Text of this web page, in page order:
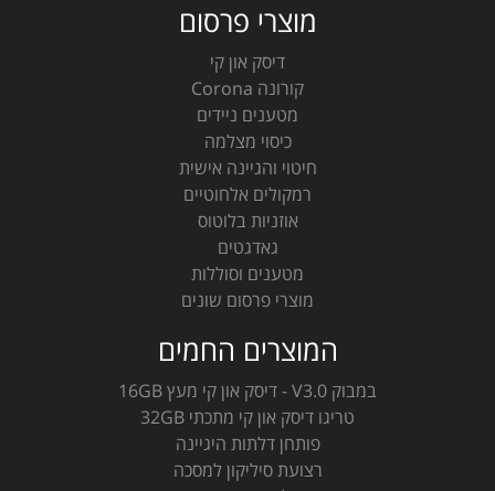
מוצרי פרסום
דיסק און קי
קורונה Corona
מטענים ניידים
כיסוי מצלמה
חיטוי והגיינה אישית
רמקולים אלחוטיים
אוזניות בלוטוס
גאדגטים
מטענים וסוללות
מוצרי פרסום שונים
המוצרים החמים
במבוק V3.0 - דיסק און קי מעץ 16GB
טריגו דיסק און קי מתכתי 32GB
פותחן דלתות היגיינה
רצועת סיליקון למסכה